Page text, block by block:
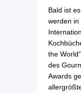
Bald ist
werden in
the
des
Awards